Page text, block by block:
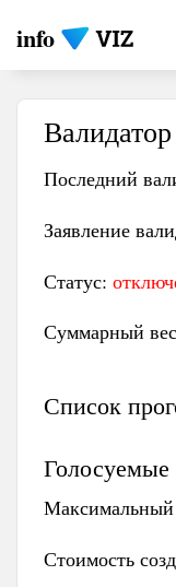
info
Валидатор
Последний
Заявление
Статус:
Суммарный
Список
Максимальный
Стоимость